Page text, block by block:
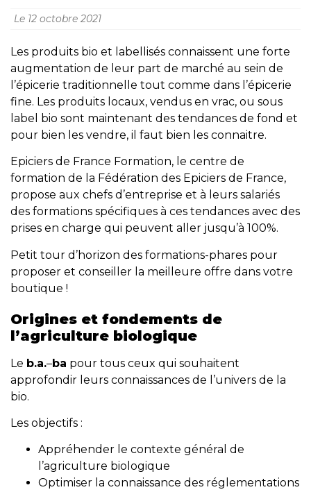
Le 12 octobre 2021
Les produits bio et labellisés connaissent une forte
augmentation de leur part de marché au sein de
l’épicerie traditionnelle tout comme dans l’épicerie
fine. Les produits locaux, vendus en vrac, ou sous
label bio sont maintenant des tendances de fond et
pour bien les vendre, il faut bien les connaitre.
Epiciers de France Formation, le centre de
formation de la Fédération des Epiciers de France,
propose aux chefs d’entreprise et à leurs salariés
des formations spécifiques à ces tendances avec des
prises en charge qui peuvent aller jusqu’à 100%.
Petit tour d’horizon des formations-phares pour
proposer et conseiller la meilleure offre dans votre
boutique !
Origines et fondements de
l’agriculture biologique
Le b.a.–ba pour tous ceux qui souhaitent
approfondir leurs connaissances de l’univers de la
bio.
Les objectifs :
Appréhender le contexte général de
l’agriculture biologique
Optimiser la connaissance des réglementations